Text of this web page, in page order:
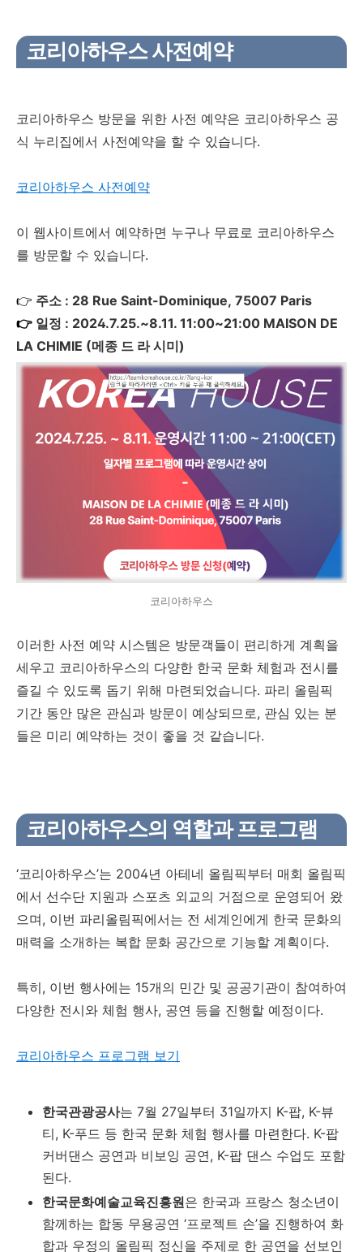
코리아하우스 사전예약
코리아하우스 방문을 위한 사전 예약은 코리아하우스 공
식 누리집에서 사전예약을 할 수 있습니다.
코리아하우스 사전예약
이 웹사이트에서 예약하면 누구나 무료로 코리아하우스
를 방문할 수 있습니다.
👉 주소 : 28 Rue Saint-Dominique, 75007 Paris
👉 일정 : 2024.7.25.~8.11. 11:00~21:00 MAISON DE
LA CHIMIE (메종 드 라 시미)
코리아하우스
이러한 사전 예약 시스템은 방문객들이 편리하게 계획을
세우고 코리아하우스의 다양한 한국 문화 체험과 전시를
즐길 수 있도록 돕기 위해 마련되었습니다. 파리 올림픽
기간 동안 많은 관심과 방문이 예상되므로, 관심 있는 분
들은 미리 예약하는 것이 좋을 것 같습니다.
코리아하우스의 역할과 프로그램
‘코리아하우스’는 2004년 아테네 올림픽부터 매회 올림픽
에서 선수단 지원과 스포츠 외교의 거점으로 운영되어 왔
으며, 이번 파리올림픽에서는 전 세계인에게 한국 문화의
매력을 소개하는 복합 문화 공간으로 기능할 계획이다.
특히, 이번 행사에는 15개의 민간 및 공공기관이 참여하여
다양한 전시와 체험 행사, 공연 등을 진행할 예정이다.
코리아하우스 프로그램 보기
한국관광공사는 7월 27일부터 31일까지 K-팝, K-뷰
티, K-푸드 등 한국 문화 체험 행사를 마련한다. K-팝
커버댄스 공연과 비보잉 공연, K-팝 댄스 수업도 포함
된다.
한국문화예술교육진흥원은 한국과 프랑스 청소년이
함께하는 합동 무용공연 ‘프로젝트 손’을 진행하여 화
합과 우정의 올림픽 정신을 주제로 한 공연을 선보인